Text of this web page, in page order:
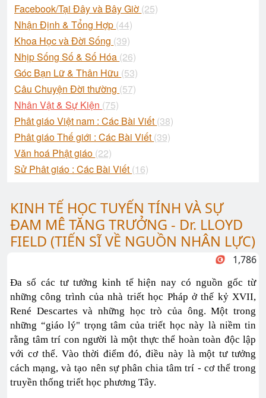
Facebook/Tại Đây và Bây Giờ (25)
Nhận Định & Tổng Hợp (44)
Khoa Học và Đời Sống (39)
Nhịp Sống Số & Số Hóa (26)
Góc Bạn Lữ & Thân Hữu (53)
Câu Chuyện Đời thường (57)
Nhân Vật & Sự Kiện (75)
Phât giáo Việt nam : Các Bài Viết (38)
Phât giáo Thế giới : Các Bài Viết (39)
Văn hoá Phật giáo (22)
Sử Phât giáo : Các Bài Viết (16)
KINH TẾ HỌC TUYẾN TÍNH VÀ SỰ
ĐAM MÊ TĂNG TRƯỞNG - Dr. LLOYD
FIELD (TIẾN SĨ VỀ NGUỒN NHÂN LỰC)
1,786
Đa số các tư tưởng kinh tế hiện nay có nguồn gốc từ
những công trình của nhà triết học Pháp ở thế kỷ XVII,
René Descartes và những học trò của ông. Một trong
những “giáo lý" trọng tâm của triết học này là niềm tin
rằng tâm trí con người là một thực thể hoàn toàn độc lập
với cơ thể. Vào thời điểm đó, điều này là một tư tưởng
cách mạng, và tạo nên sự phân chia tâm trí - cơ thể trong
truyền thống triết học phương Tây.